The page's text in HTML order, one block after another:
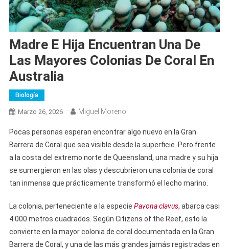
Madre E Hija Encuentran Una De
Las Mayores Colonias De Coral En
Australia
Biología
Marzo 26, 2026 Miguel Moreno
Pocas personas esperan encontrar algo nuevo en la Gran
Barrera de Coral que sea visible desde la superficie. Pero frente
a la costa del extremo norte de Queensland, una madre y su hija
se sumergieron en las olas y descubrieron una colonia de coral
tan inmensa que prácticamente transformó el lecho marino.
La colonia, perteneciente a la especie Pavona clavus, abarca casi
4.000 metros cuadrados. Según Citizens of the Reef, esto la
convierte en la mayor colonia de coral documentada en la Gran
Barrera de Coral, y una de las más grandes jamás registradas en